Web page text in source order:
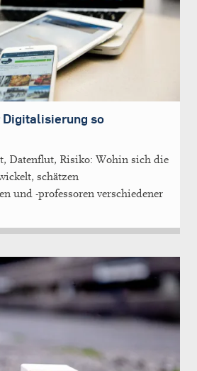
Digitalisierung so
Datenflut, Risiko: Wohin sich die
schätzen
und -professoren verschiedener